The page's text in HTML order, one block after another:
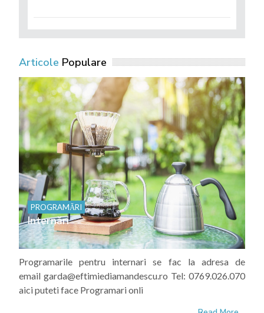
Articole Populare
PROGRAMĂRI
Internări
Programarile pentru internari se fac la adresa de
email garda@eftimiediamandescu.ro Tel: 0769.026.070
aici puteti face Programari onli